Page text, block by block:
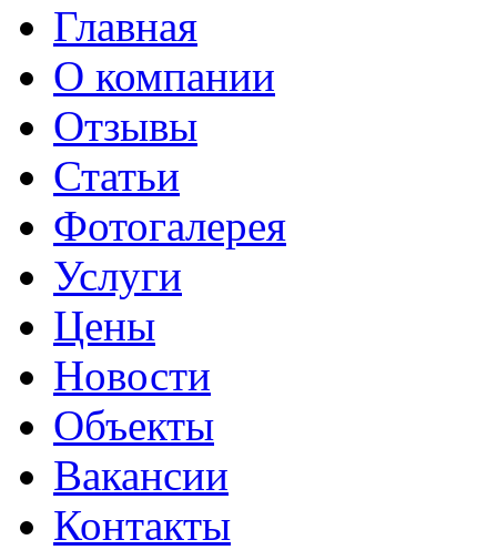
Главная
О компании
Отзывы
Статьи
Фотогалерея
Услуги
Цены
Новости
Объекты
Вакансии
Контакты